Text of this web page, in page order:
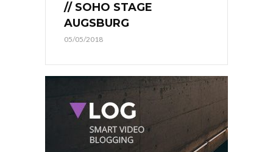
// SOHO STAGE
AUGSBURG
05/05/2018